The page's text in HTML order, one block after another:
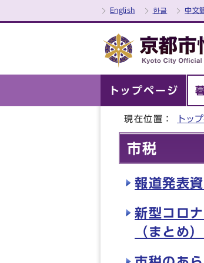
English 한글 中文
トップページ
現在位置： トッ
市税
報道発表
新型コロ
（まとめ）